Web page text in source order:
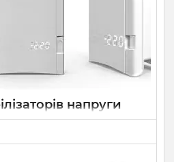
напруги
ніж просто